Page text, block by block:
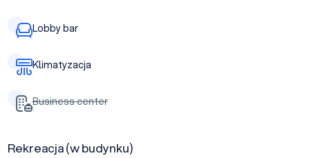
Lobby bar
Klimatyzacja
Business center
Rekreacja (w budynku)